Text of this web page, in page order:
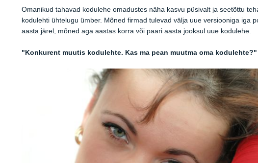
Omanikud tahavad kodulehe omadustes näha kasvu püsivalt ja seetõttu
kodulehti ühtelugu ümber. Mõned firmad tulevad välja uue versiooniga iga
aasta järel, mõned aga aastas korra või paari aasta jooksul uue kodulehe.
"Konkurent muutis kodulehte. Kas ma pean muutma oma kodulehte?"